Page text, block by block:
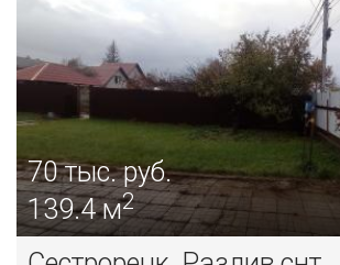
70тыс. руб.
139.4 м2